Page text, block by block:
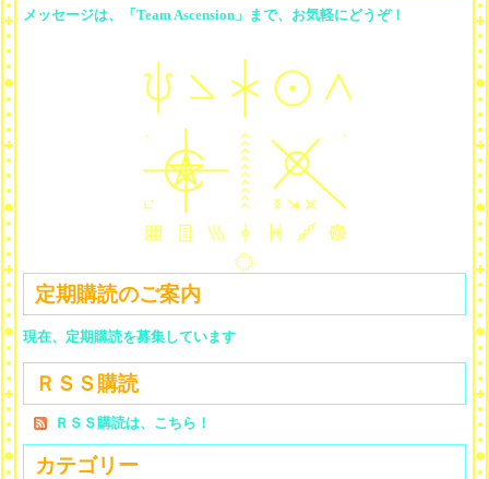
メッセージは、「Team Ascension」まで、お気軽にどうぞ！
定期購読のご案内
現在、定期購読を募集しています
ＲＳＳ購読
ＲＳＳ購読は、こちら！
カテゴリー